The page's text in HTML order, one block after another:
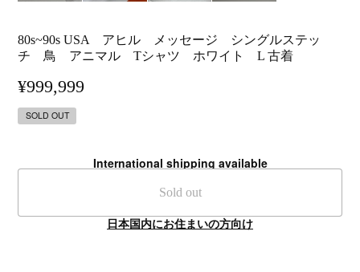
80s~90s USA アヒル メッセージ シングルステッ
チ 鳥 アニマル Tシャツ ホワイト L 古着
¥999,999
SOLD OUT
International shipping available
Sold out
日本国内にお住まいの方向け